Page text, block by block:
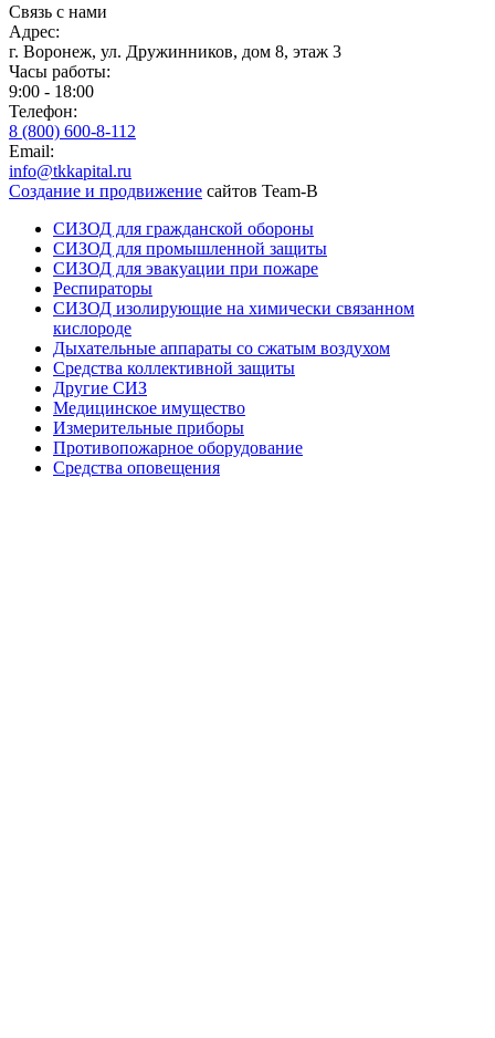
Связь с нами
Адрес:
г. Воронеж, ул. Дружинников, дом 8, этаж 3
Часы работы:
9:00 - 18:00
Телефон:
8 (800) 600-8-112
Email:
info@tkkapital.ru
Создание и продвижение сайтов Team-B
СИЗОД для гражданской обороны
СИЗОД для промышленной защиты
СИЗОД для эвакуации при пожаре
Респираторы
СИЗОД изолирующие на химически связанном
кислороде
Дыхательные аппараты со сжатым воздухом
Средства коллективной защиты
Другие СИЗ
Медицинское имущество
Измерительные приборы
Противопожарное оборудование
Средства оповещения